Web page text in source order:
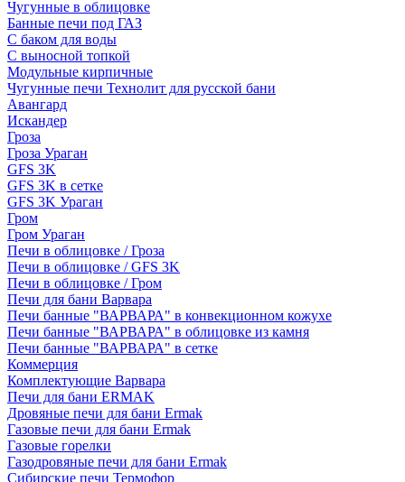
Чугунные в облицовке
Банные печи под ГАЗ
С баком для воды
С выносной топкой
Модульные кирпичные
Чугунные печи Технолит для русской бани
Авангард
Искандер
Гроза
Гроза Ураган
GFS 3K
GFS 3K в сетке
GFS 3K Ураган
Гром
Гром Ураган
Печи в облицовке / Гроза
Печи в облицовке / GFS 3K
Печи в облицовке / Гром
Печи для бани Варвара
Печи банные "ВАРВАРА" в конвекционном кожухе
Печи банные "ВАРВАРА" в облицовке из камня
Печи банные "ВАРВАРА" в сетке
Коммерция
Комплектующие Варвара
Печи для бани ERMAK
Дровяные печи для бани Ermak
Газовые печи для бани Ermak
Газовые горелки
Газодровяные печи для бани Ermak
Сибирские печи Термофор